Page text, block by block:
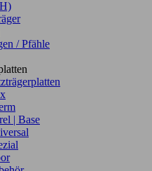
/ Pfähle
| Base